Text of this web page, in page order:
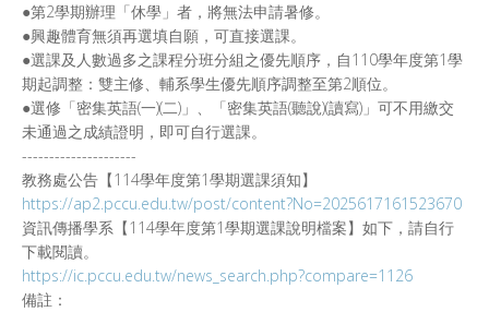
●第2學期辦理「休學」者，將無法申請暑修。
●興趣體育無須再選填自願，可直接選課。
●選課及人數過多之課程分班分組之優先順序，自110學年度第1學
期起調整：雙主修、輔系學生優先順序調整至第2順位。
●選修「密集英語(一)(二)」、「密集英語(聽說)(讀寫)」可不用繳交
未通過之成績證明，即可自行選課。
---------------------
教務處公告【114學年度第1學期選課須知】
https://ap2.pccu.edu.tw/post/content?No=2025617161523670
資訊傳播學系【114學年度第1學期選課說明檔案】如下，請自行
下載閱讀。
https://ic.pccu.edu.tw/news_search.php?compare=1126
備註：